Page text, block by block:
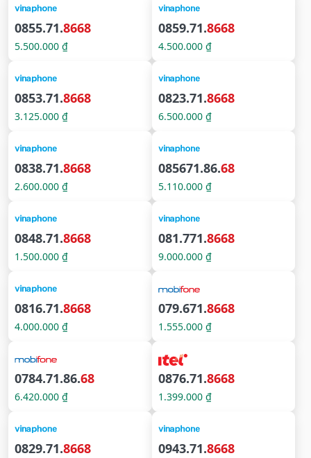
0855.71.8668
5.500.000 ₫
0859.71.8668
4.500.000 ₫
0853.71.8668
3.125.000 ₫
0823.71.8668
6.500.000 ₫
0838.71.8668
2.600.000 ₫
085671.86.68
5.110.000 ₫
0848.71.8668
1.500.000 ₫
081.771.8668
9.000.000 ₫
0816.71.8668
4.000.000 ₫
079.671.8668
1.555.000 ₫
0784.71.86.68
6.420.000 ₫
0876.71.8668
1.399.000 ₫
0829.71.8668 0943.71.8668